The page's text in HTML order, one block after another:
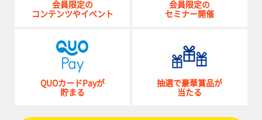
会員限定の
コンテンツやイベント
会員限定の
セミナー開催
QUOカードPayが
貯まる
抽選で豪華賞品が
当たる